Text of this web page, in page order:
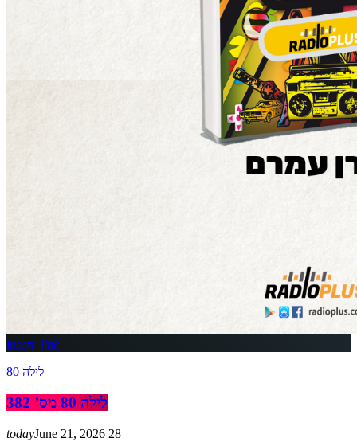
insert_link
לילה 80
לילה 80 מס’ 382
todayJune 21, 2026 28